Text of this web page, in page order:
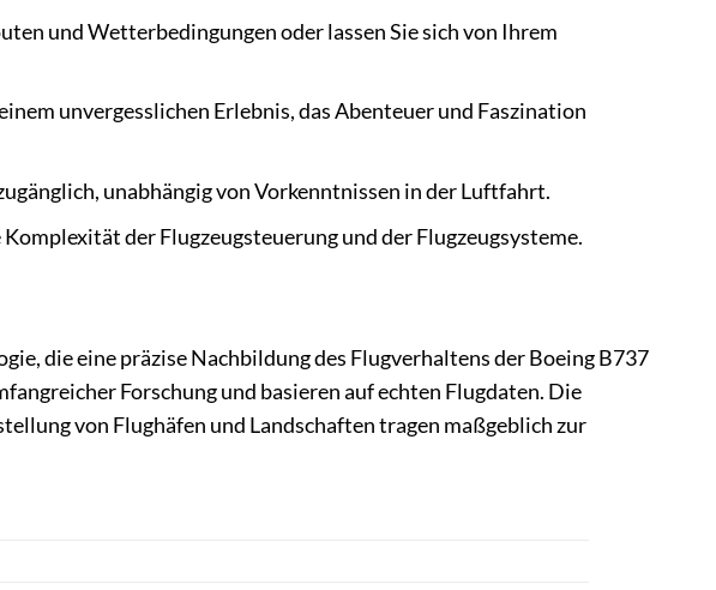
und Wetterbedingungen oder lassen Sie sich von Ihrem
unvergesslichen Erlebnis, das Abenteuer und Faszination
unabhängig von Vorkenntnissen in der Luftfahrt.
der Flugzeugsteuerung und der Flugzeugsysteme.
die eine präzise Nachbildung des Flugverhaltens der Boeing B737
Forschung und basieren auf echten Flugdaten. Die
von Flughäfen und Landschaften tragen maßgeblich zur